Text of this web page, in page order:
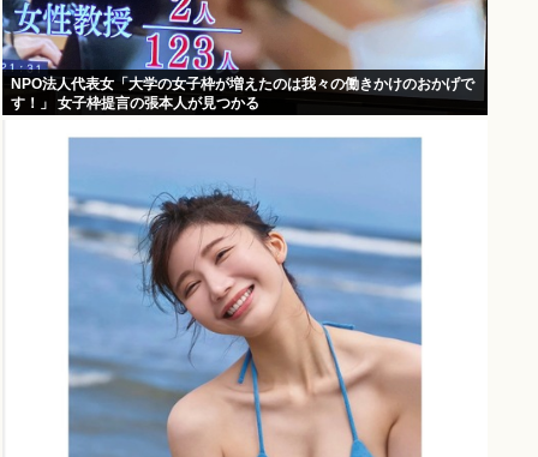
NPO法人代表女「大学の女子枠が増えたのは我々の働きかけのおかげで
す！」 女子枠提言の張本人が見つかる